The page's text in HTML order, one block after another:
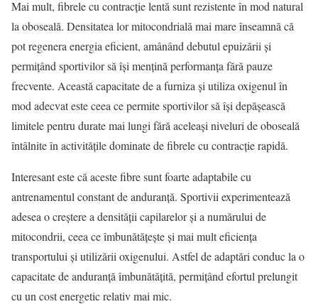
Mai mult, fibrele cu contracție lentă sunt rezistente în mod natural
la oboseală. Densitatea lor mitocondrială mai mare înseamnă că
pot regenera energia eficient, amânând debutul epuizării și
permițând sportivilor să își mențină performanța fără pauze
frecvente. Această capacitate de a furniza și utiliza oxigenul în
mod adecvat este ceea ce permite sportivilor să își depășească
limitele pentru durate mai lungi fără aceleași niveluri de oboseală
întâlnite în activitățile dominate de fibrele cu contracție rapidă.
Interesant este că aceste fibre sunt foarte adaptabile cu
antrenamentul constant de anduranță. Sportivii experimentează
adesea o creștere a densității capilarelor și a numărului de
mitocondrii, ceea ce îmbunătățește și mai mult eficiența
transportului și utilizării oxigenului. Astfel de adaptări conduc la o
capacitate de anduranță îmbunătățită, permițând efortul prelungit
cu un cost energetic relativ mai mic.